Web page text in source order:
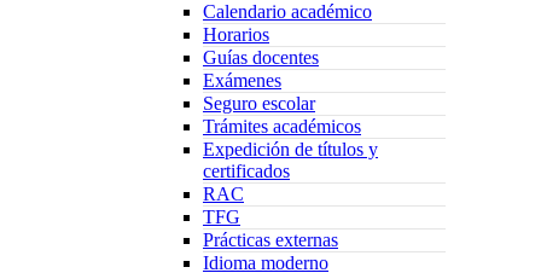
Calendario académico
Horarios
Guías docentes
Exámenes
Seguro escolar
Trámites académicos
Expedición de títulos y
certificados
RAC
TFG
Prácticas externas
Idioma moderno